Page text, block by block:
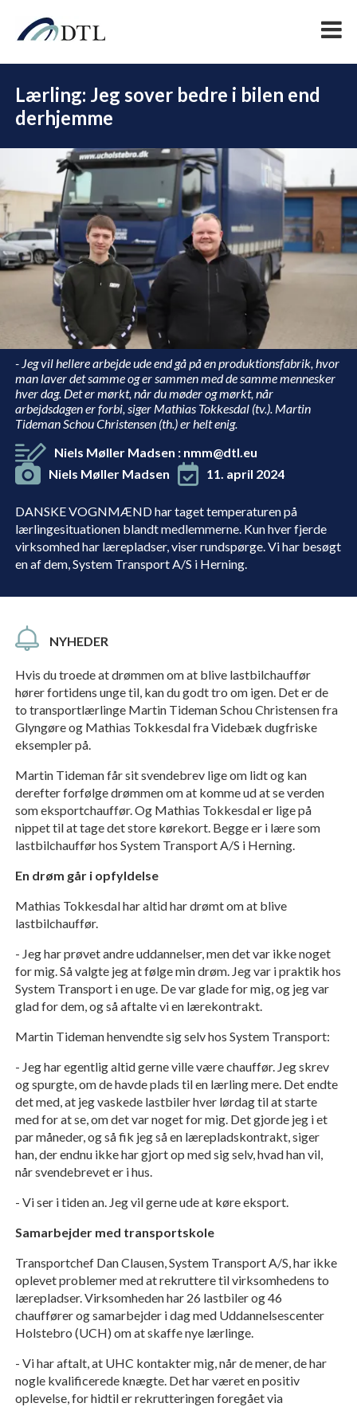
DEL
NYHEDER
Lærling: Jeg sover bedre i bilen end
derhjemme
DANSKE VOGNMÆND har taget temperaturen på
lærlingesituationen blandt medlemmerne. Kun hver fjerde
virksomhed har lærepladser, viser rundspørge. Vi har besøgt
en af dem, System Transport A/S i Herning.
- Jeg vil hellere arbejde ude end gå på en produktionsfabrik, hvor
man laver det samme og er sammen med de samme mennesker
hver dag. Det er mørkt, når du møder og mørkt, når
arbejdsdagen er forbi, siger Mathias Tokkesdal (tv.). Martin
Tideman Schou Christensen (th.) er helt enig.
Niels Møller Madsen : nmm@dtl.eu
Niels Møller Madsen
11. april 2024
Hvis du troede at drømmen om at blive lastbilchauffør
hører fortidens unge til, kan du godt tro om igen. Det er de
to transportlærlinge Martin Tideman Schou Christensen fra
Glyngøre og Mathias Tokkesdal fra Videbæk dugfriske
eksempler på.
Martin Tideman får sit svendebrev lige om lidt og kan
derefter forfølge drømmen om at komme ud at se verden
som eksportchauffør. Og Mathias Tokkesdal er lige på
nippet til at tage det store kørekort. Begge er i lære som
lastbilchauffør hos System Transport A/S i Herning.
En drøm går i opfyldelse
Mathias Tokkesdal har altid har drømt om at blive
lastbilchauffør.
- Jeg har prøvet andre uddannelser, men det var ikke noget
for mig. Så valgte jeg at følge min drøm. Jeg var i praktik hos
System Transport i en uge. De var glade for mig, og jeg var
glad for dem, og så aftalte vi en lærekontrakt.
Martin Tideman henvendte sig selv hos System Transport:
- Jeg har egentlig altid gerne ville være chauffør. Jeg skrev
og spurgte, om de havde plads til en lærling mere. Det endte
det med, at jeg vaskede lastbiler hver lørdag til at starte
med for at se, om det var noget for mig. Det gjorde jeg i et
par måneder, og så fik jeg så en lærepladskontrakt, siger
han, der endnu ikke har gjort op med sig selv, hvad han vil,
når svendebrevet er i hus.
- Vi ser i tiden an. Jeg vil gerne ude at køre eksport.
Samarbejder med transportskole
Transportchef Dan Clausen, System Transport A/S, har ikke
oplevet problemer med at rekruttere til virksomhedens to
lærepladser. Virksomheden har 26 lastbiler og 46
chauffører og samarbejder i dag med Uddannelsescenter
Holstebro (UCH) om at skaffe nye lærlinge.
- Vi har aftalt, at UHC kontakter mig, når de mener, de har
nogle kvalificerede knægte. Det har været en positiv
oplevelse, for hidtil er rekrutteringen foregået via